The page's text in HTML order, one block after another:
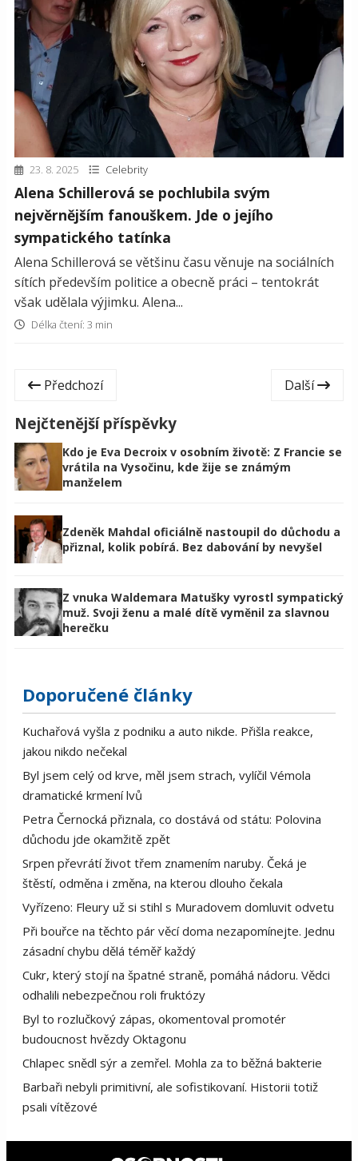
23. 8. 2025 Celebrity
Alena Schillerová se pochlubila svým
nejvěrnějším fanouškem. Jde o jejího
sympatického tatínka
Alena Schillerová se většinu času věnuje na sociálních
sítích především politice a obecně práci – tentokrát
však udělala výjimku. Alena...
Délka čtení: 3 min
Předchozí Další
Nejčtenější příspěvky
Kdo je Eva Decroix v osobním životě: Z Francie se
vrátila na Vysočinu, kde žije se známým
manželem
Zdeněk Mahdal oficiálně nastoupil do důchodu a
přiznal, kolik pobírá. Bez dabování by nevyšel
Z vnuka Waldemara Matušky vyrostl sympatický
muž. Svoji ženu a malé dítě vyměnil za slavnou
herečku
Doporučené články
Kuchařová vyšla z podniku a auto nikde. Přišla reakce,
jakou nikdo nečekal
Byl jsem celý od krve, měl jsem strach, vylíčil Vémola
dramatické krmení lvů
Petra Černocká přiznala, co dostává od státu: Polovina
důchodu jde okamžitě zpět
Srpen převrátí život třem znamením naruby. Čeká je
štěstí, odměna i změna, na kterou dlouho čekala
Vyřízeno: Fleury už si stihl s Muradovem domluvit odvetu
Při bouřce na těchto pár věcí doma nezapomínejte. Jednu
zásadní chybu dělá téměř každý
Cukr, který stojí na špatné straně, pomáhá nádoru. Vědci
odhalili nebezpečnou roli fruktózy
Byl to rozlučkový zápas, okomentoval promotér
budoucnost hvězdy Oktagonu
Chlapec snědl sýr a zemřel. Mohla za to běžná bakterie
Barbaři nebyli primitivní, ale sofistikovaní. Historii totiž
psali vítězové